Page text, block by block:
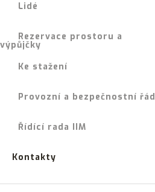
Lidé
Rezervace prostoru a
výpůjčky
Ke stažení
Provozní a bezpečnostní řád
Řídící rada IIM
Kontakty